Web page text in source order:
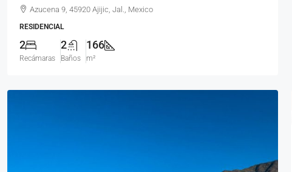
Azucena 9, 45920 Ajijic, Jal., Mexico
RESIDENCIAL
2
Recámaras
2
Baños
166
m²